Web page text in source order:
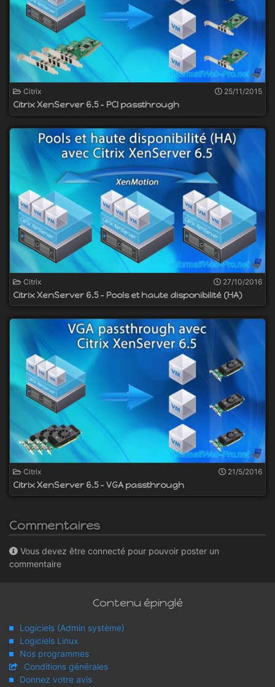
Citrix 25/11/2015
Citrix XenServer 6.5 - PCI passthrough
Citrix 27/10/2016
Citrix XenServer 6.5 - Pools et haute disponibilité (HA)
Citrix 21/5/2016
Citrix XenServer 6.5 - VGA passthrough
Commentaires
Vous devez être connecté pour pouvoir poster un
commentaire
Contenu épinglé
Logiciels (Admin système)
Logiciels Linux
Nos programmes
Conditions générales
Donnez votre avis